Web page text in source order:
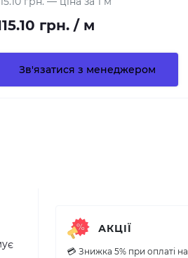
грн. / м
Зв'язатися з менеджером
АКЦІЇ
💳 Знижка 5% при оплаті на